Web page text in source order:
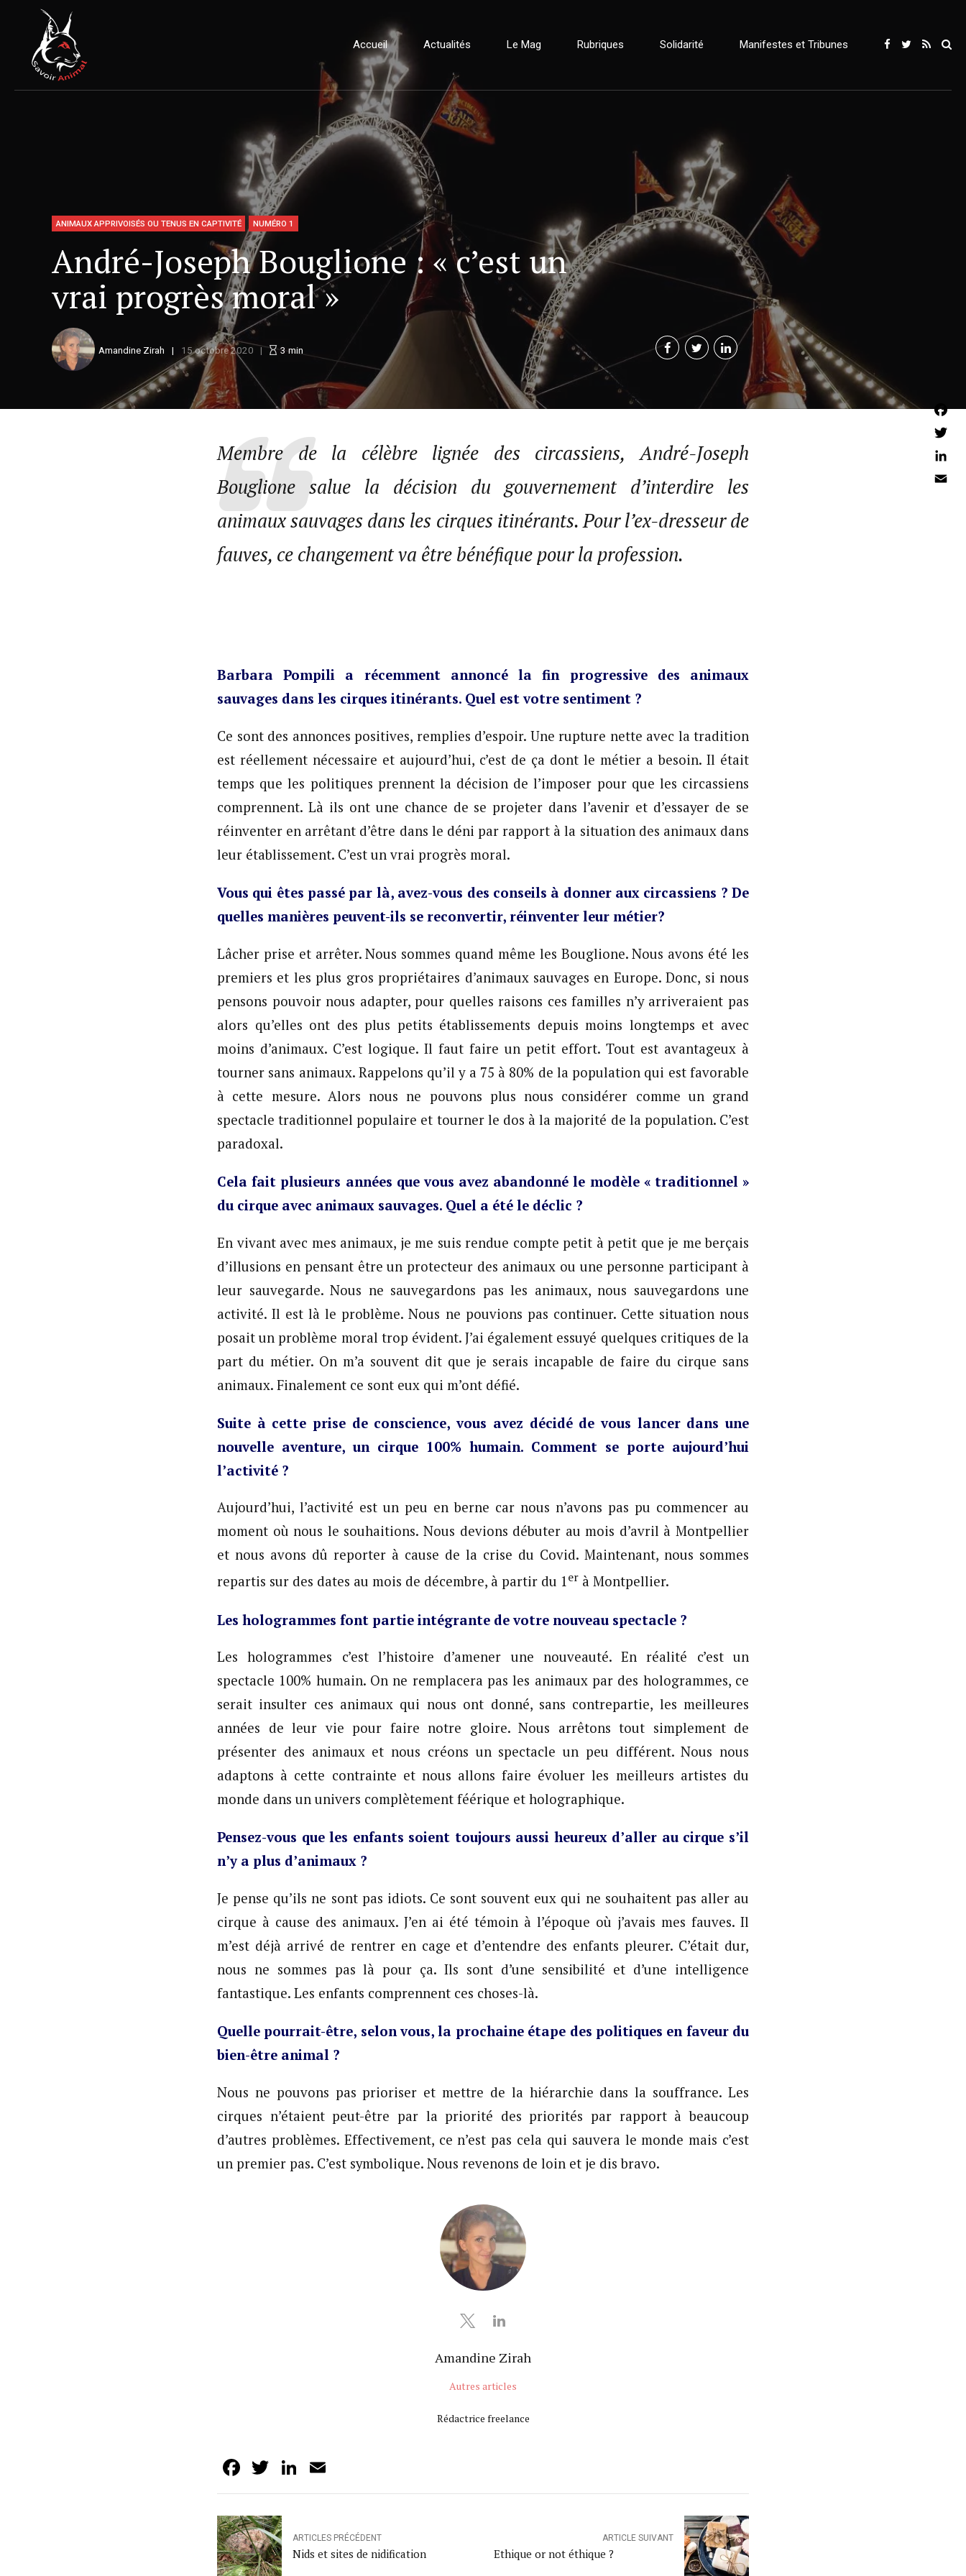
Accueil Actualités Le Mag Rubriques Solidarité Manifestes et Tribunes
ANIMAUX APPRIVOISÉS OU TENUS EN CAPTIVITÉ NUMÉRO 1
André-Joseph Bouglione : « c’est un
vrai progrès moral »
Amandine Zirah 15 octobre 2020 3 min
Membre de la célèbre lignée des circassiens, André-Joseph
Bouglione salue la décision du gouvernement d’interdire les
animaux sauvages dans les cirques itinérants. Pour l’ex-dresseur de
fauves, ce changement va être bénéfique pour la profession.
Barbara Pompili a récemment annoncé la fin progressive des animaux
sauvages dans les cirques itinérants. Quel est votre sentiment ?
Ce sont des annonces positives, remplies d’espoir. Une rupture nette avec la tradition
est réellement nécessaire et aujourd’hui, c’est de ça dont le métier a besoin. Il était
temps que les politiques prennent la décision de l’imposer pour que les circassiens
comprennent. Là ils ont une chance de se projeter dans l’avenir et d’essayer de se
réinventer en arrêtant d’être dans le déni par rapport à la situation des animaux dans
leur établissement. C’est un vrai progrès moral.
Vous qui êtes passé par là, avez-vous des conseils à donner aux circassiens ? De
quelles manières peuvent-ils se reconvertir, réinventer leur métier?
Lâcher prise et arrêter. Nous sommes quand même les Bouglione. Nous avons été les
premiers et les plus gros propriétaires d’animaux sauvages en Europe. Donc, si nous
pensons pouvoir nous adapter, pour quelles raisons ces familles n’y arriveraient pas
alors qu’elles ont des plus petits établissements depuis moins longtemps et avec
moins d’animaux. C’est logique. Il faut faire un petit effort. Tout est avantageux à
tourner sans animaux. Rappelons qu’il y a 75 à 80% de la population qui est favorable
à cette mesure. Alors nous ne pouvons plus nous considérer comme un grand
spectacle traditionnel populaire et tourner le dos à la majorité de la population. C’est
paradoxal.
Cela fait plusieurs années que vous avez abandonné le modèle « traditionnel »
du cirque avec animaux sauvages. Quel a été le déclic ?
En vivant avec mes animaux, je me suis rendue compte petit à petit que je me berçais
d’illusions en pensant être un protecteur des animaux ou une personne participant à
leur sauvegarde. Nous ne sauvegardons pas les animaux, nous sauvegardons une
activité. Il est là le problème. Nous ne pouvions pas continuer. Cette situation nous
posait un problème moral trop évident. J’ai également essuyé quelques critiques de la
part du métier. On m’a souvent dit que je serais incapable de faire du cirque sans
animaux. Finalement ce sont eux qui m’ont défié.
Suite à cette prise de conscience, vous avez décidé de vous lancer dans une
nouvelle aventure, un cirque 100% humain. Comment se porte aujourd’hui
l’activité ?
Aujourd’hui, l’activité est un peu en berne car nous n’avons pas pu commencer au
moment où nous le souhaitions. Nous devions débuter au mois d’avril à Montpellier
et nous avons dû reporter à cause de la crise du Covid. Maintenant, nous sommes
repartis sur des dates au mois de décembre, à partir du 1er à Montpellier.
Les hologrammes font partie intégrante de votre nouveau spectacle ?
Les hologrammes c’est l’histoire d’amener une nouveauté. En réalité c’est un
spectacle 100% humain. On ne remplacera pas les animaux par des hologrammes, ce
serait insulter ces animaux qui nous ont donné, sans contrepartie, les meilleures
années de leur vie pour faire notre gloire. Nous arrêtons tout simplement de
présenter des animaux et nous créons un spectacle un peu différent. Nous nous
adaptons à cette contrainte et nous allons faire évoluer les meilleurs artistes du
monde dans un univers complètement féérique et holographique.
Pensez-vous que les enfants soient toujours aussi heureux d’aller au cirque s’il
n’y a plus d’animaux ?
Je pense qu’ils ne sont pas idiots. Ce sont souvent eux qui ne souhaitent pas aller au
cirque à cause des animaux. J’en ai été témoin à l’époque où j’avais mes fauves. Il
m’est déjà arrivé de rentrer en cage et d’entendre des enfants pleurer. C’était dur,
nous ne sommes pas là pour ça. Ils sont d’une sensibilité et d’une intelligence
fantastique. Les enfants comprennent ces choses-là.
Quelle pourrait-être, selon vous, la prochaine étape des politiques en faveur du
bien-être animal ?
Nous ne pouvons pas prioriser et mettre de la hiérarchie dans la souffrance. Les
cirques n’étaient peut-être par la priorité des priorités par rapport à beaucoup
d’autres problèmes. Effectivement, ce n’est pas cela qui sauvera le monde mais c’est
un premier pas. C’est symbolique. Nous revenons de loin et je dis bravo.
Amandine Zirah
Autres articles
Rédactrice freelance
Facebook
TwitterLinkedIn
ARTICLES PRÉCÉDENT
Nids et sites de nidification
ARTICLE SUIVANT
Ethique or not éthique ?
Twitter